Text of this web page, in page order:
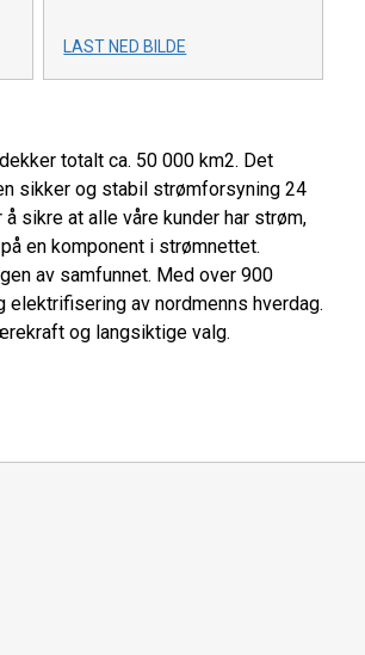
LAST NED BILDE
totalt ca. 50 000 km2. Det
sikker og stabil strømforsyning 24
sikre at alle våre kunder har strøm,
en komponent i strømnettet.
av samfunnet. Med over 900
av nordmenns hverdag.
og langsiktige valg.